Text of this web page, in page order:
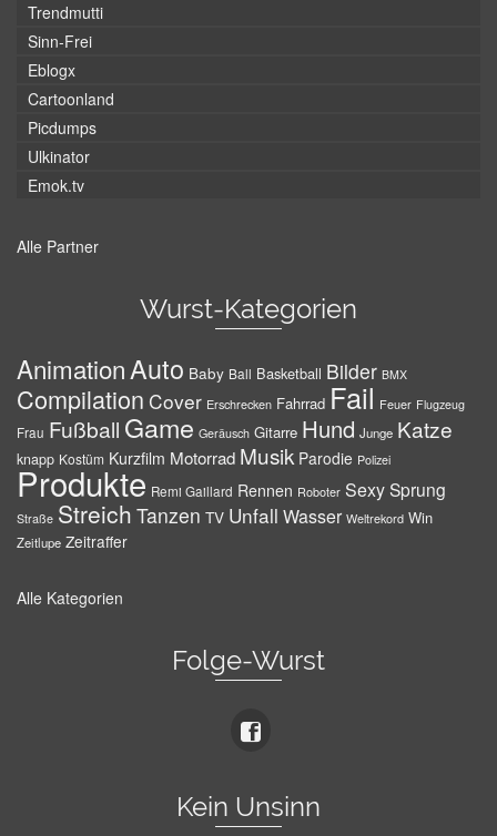
Trendmutti
Sinn-Frei
Eblogx
Cartoonland
Picdumps
Ulkinator
Emok.tv
Alle Partner
Wurst-Kategorien
AnimationAuto Baby Ball Basketball Bilder BMX
Compilation Cover Erschrecken Fahrrad Fail Feuer Flugzeug
Frau Fußball Game Geräusch Gitarre Hund Junge Katze
knapp Kostüm Kurzfilm Motorrad Musik Parodie Polizei
Produkte Remi Gaillard Rennen Roboter SexySprung
Straße Streich Tanzen TV Unfall Wasser Weltrekord Win
Zeitlupe Zeitraffer
Alle Kategorien
Folge-Wurst
Kein Unsinn